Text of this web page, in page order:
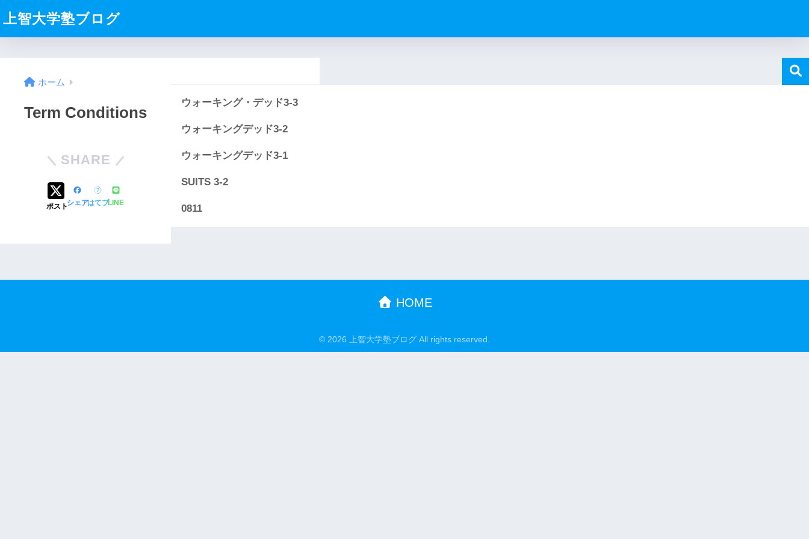
上智大学塾ブログ
ホーム
Term Conditions
SHARE
ポストシェアはてブLINE
ウォーキング・デッド3-3
ウォーキングデッド3-2
ウォーキングデッド3-1
SUITS 3-2
0811
HOME
© 2026 上智大学塾ブログ All rights reserved.